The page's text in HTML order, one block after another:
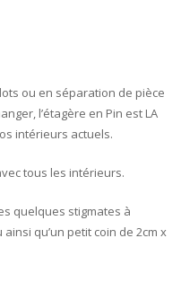
ou en séparation de pièce
l’étagère en Pin est LA
intérieurs actuels.
tous les intérieurs.
quelques stigmates à
qu’un petit coin de 2cm x